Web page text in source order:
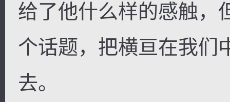
给了他什么样的感触，
个话题，把横亘在我们
去。